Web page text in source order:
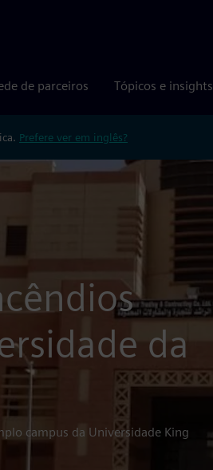
de parceiros Tópicos e insights
Prefere ver em inglês?
da
campus da Universidade King